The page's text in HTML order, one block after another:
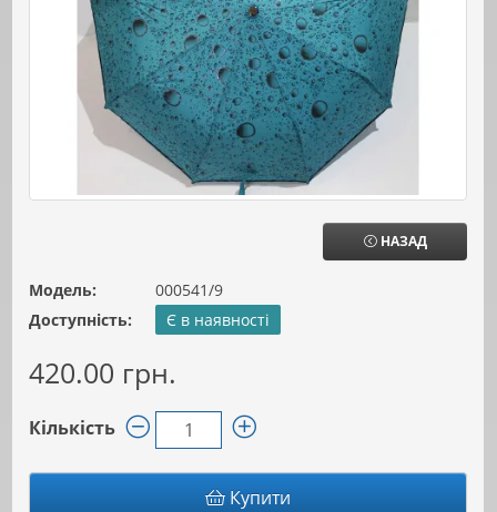
НАЗАД
Модель:
000541/9
Доступність:
Є в наявності
420.00 грн.
Кількість
Купити